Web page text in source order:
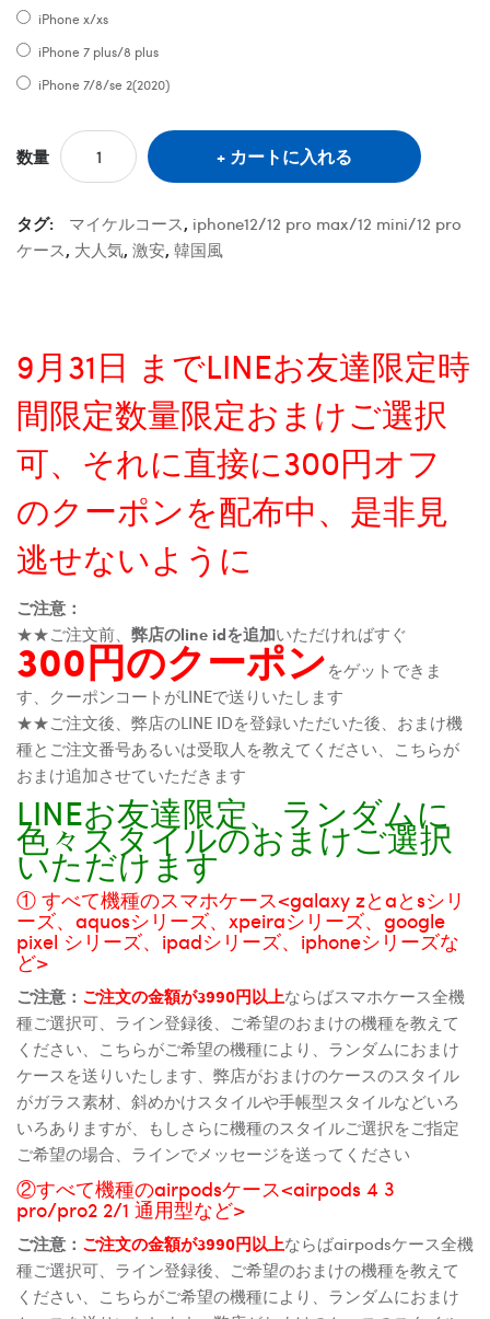
iPhone x/xs
iPhone 7 plus/8 plus
iPhone 7/8/se 2(2020)
数量 カートに入れる
タグ: マイケルコース, iphone12/12 pro max/12 mini/12 pro
ケース, 大人気, 激安, 韓国風
9月31日 までLINEお友達限定時
間限定数量限定おまけご選択
可、それに直接に300円オフ
のクーポンを配布中、是非見
逃せないように
ご注意：
★★ご注文前、 弊店のline idを追加いただければすぐ
300円のクーポンをゲットできま
す、クーポンコートがLINEで送りいたします
★★ご注文後、弊店のLINE IDを登録いただいた後、おまけ機
種とご注文番号あるいは受取人を教えてください、こちらが
おまけ追加させていただきます
LINEお友達限定、ランダムに
色々スタイルのおまけご選択
いただけます
① すべて機種のスマホケース<galaxy zとaとsシリ
ーズ、aquosシリーズ、xpeiraシリーズ、google
pixel シリーズ、ipadシリーズ、iphoneシリーズな
ど>
ご注意： ご注文の金額が3990円以上ならばスマホケース全機
種ご選択可、ライン登録後、ご希望のおまけの機種を教えて
ください、こちらがご希望の機種により、ランダムにおまけ
ケースを送りいたします、弊店がおまけのケースのスタイル
がガラス素材、斜めかけスタイルや手帳型スタイルなどいろ
いろありますが、もしさらに機種のスタイルご選択をご指定
ご希望の場合、ラインでメッセージを送ってください
②すべて機種のairpodsケース<airpods 4 3
pro/pro2 2/1 通用型など>
ご注意： ご注文の金額が3990円以上ならばairpodsケース全機
種ご選択可、ライン登録後、ご希望のおまけの機種を教えて
ください、こちらがご希望の機種により、ランダムにおまけ